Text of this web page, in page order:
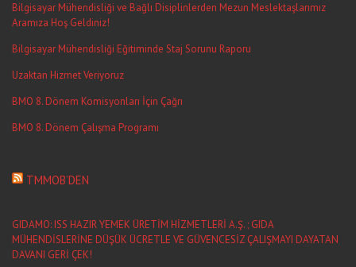
Bilgisayar Mühendisliği ve Bağlı Disiplinlerden Mezun Meslektaşlarımız
Aramıza Hoş Geldiniz!
Bilgisayar Mühendisliği Eğitiminde Staj Sorunu Raporu
Uzaktan Hizmet Veriyoruz
BMO 8. Dönem Komisyonları İçin Çağrı
BMO 8. Dönem Çalışma Programı
TMMOB’DEN
GIDAMO: ISS HAZIR YEMEK ÜRETİM HİZMETLERİ A.Ş. ; GIDA
MÜHENDİSLERİNE DÜŞÜK ÜCRETLE VE GÜVENCESİZ ÇALIŞMAYI DAYATAN
DAVANI GERİ ÇEK!